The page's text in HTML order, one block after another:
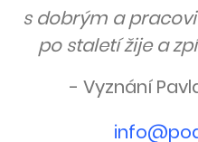
s dobrým a
po staletí žije a
- Vyznání